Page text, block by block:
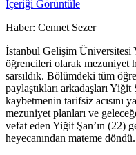
İçeriği Görüntüle
Haber: Cennet Sezer
İstanbul Gelişim
öğrencileri olarak mezuniyet
sarsıldık. Bölümdeki tüm
paylaştıkları arkadaşları
kaybetmenin tarifsiz acısını
mezuniyet planları ve
vefat eden Yiğit Şan’ın (22)
heyecanından mateme döndü.